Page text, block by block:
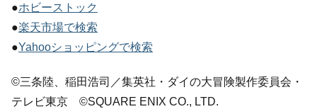
●ホビーストック
●楽天市場で検索
●Yahooショッピングで検索
©三条陸、稲田浩司／集英社・ダイの大冒険製作委員会・
テレビ東京 ©SQUARE ENIX CO., LTD.